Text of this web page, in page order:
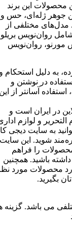
این برند
جوهر ژله‌ای، حس و
مدل‌های مختلفی از
روان‌نویس
مورنو، روان‌نویس
به دلیل استحکام
در نوشتن و
آسانتر از
در ایران است و
و لوازم
به سایت دیجی
شوید. این سایت
را فراهم
باشید. همچنین
محصولات مورد
بگیرید.
می باشد. گزینه